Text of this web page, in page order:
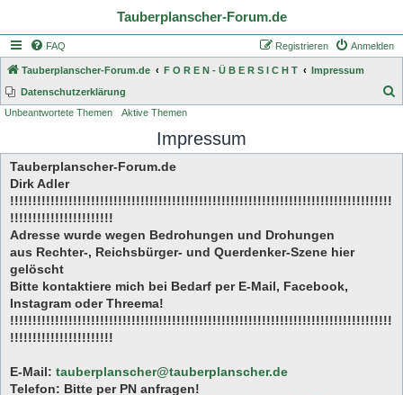
Tauberplanscher-Forum.de
FAQ Anmelden
Registrieren
Tauberplanscher-Forum.de F O R E N - Ü B E R S I C H T
Impressum
Datenschutzerklärung
h
Unbeantwortete Themen Aktive Themen
Impressum
Tauberplanscher-Forum.de
Dirk Adler
!!!!!!!!!!!!!!!!!!!!!!!!!!!!!!!!!!!!!!!!!!!!!!!!!!!!!!!!!!!!!!!!!!!!!!!!!!!!!!!!!!!!!
!!!!!!!!!!!!!!!!!!!!!!!
Adresse wurde wegen Bedrohungen und Drohungen
aus Rechter-, Reichsbürger- und Querdenker-Szene hier
gelöscht
Bitte kontaktiere mich bei Bedarf per E-Mail, Facebook,
Instagram oder Threema!
!!!!!!!!!!!!!!!!!!!!!!!!!!!!!!!!!!!!!!!!!!!!!!!!!!!!!!!!!!!!!!!!!!!!!!!!!!!!!!!!!!!!!
!!!!!!!!!!!!!!!!!!!!!!!
E-Mail: tauberplanscher@tauberplanscher.de
Telefon: Bitte per PN anfragen!